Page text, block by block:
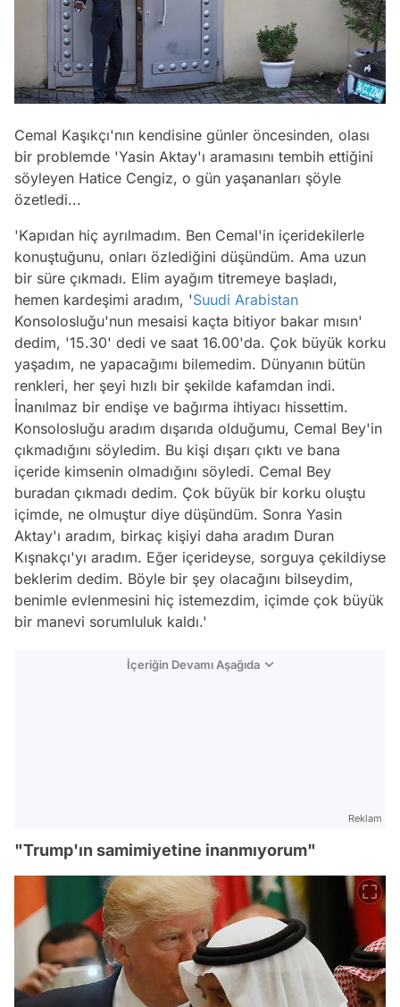
Cemal Kaşıkçı'nın kendisine günler öncesinden, olası
bir problemde 'Yasin Aktay'ı aramasını tembih ettiğini
söyleyen Hatice Cengiz, o gün yaşananları şöyle
özetledi...
'Kapıdan hiç ayrılmadım. Ben Cemal'in içeridekilerle
konuştuğunu, onları özlediğini düşündüm. Ama uzun
bir süre çıkmadı. Elim ayağım titremeye başladı,
hemen kardeşimi aradım, 'Suudi Arabistan
Konsolosluğu'nun mesaisi kaçta bitiyor bakar mısın'
dedim, '15.30' dedi ve saat 16.00'da. Çok büyük korku
yaşadım, ne yapacağımı bilemedim. Dünyanın bütün
renkleri, her şeyi hızlı bir şekilde kafamdan indi.
İnanılmaz bir endişe ve bağırma ihtiyacı hissettim.
Konsolosluğu aradım dışarıda olduğumu, Cemal Bey'in
çıkmadığını söyledim. Bu kişi dışarı çıktı ve bana
içeride kimsenin olmadığını söyledi. Cemal Bey
buradan çıkmadı dedim. Çok büyük bir korku oluştu
içimde, ne olmuştur diye düşündüm. Sonra Yasin
Aktay'ı aradım, birkaç kişiyi daha aradım Duran
Kışnakçı'yı aradım. Eğer içerideyse, sorguya çekildiyse
beklerim dedim. Böyle bir şey olacağını bilseydim,
benimle evlenmesini hiç istemezdim, içimde çok büyük
bir manevi sorumluluk kaldı.'
İçeriğin Devamı Aşağıda
Reklam
"Trump'ın samimiyetine inanmıyorum"